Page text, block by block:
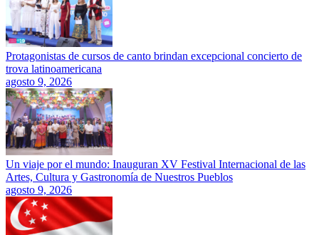
Protagonistas de cursos de canto brindan excepcional concierto de
trova latinoamericana
agosto 9, 2026
Un viaje por el mundo: Inauguran XV Festival Internacional de las
Artes, Cultura y Gastronomía de Nuestros Pueblos
agosto 9, 2026